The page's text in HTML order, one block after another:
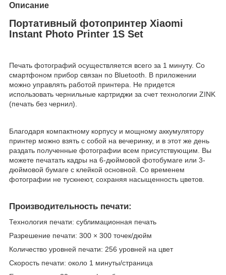
Описание
Портативный фотопринтер Xiaomi
Instant Photo Printer 1S Set
Печать фотографий осуществляется всего за 1 минуту. Со
смартфоном прибор связан по Bluetooth. В приложении
можно управлять работой принтера. Не придется
использовать чернильные картриджи за счет технологии ZINK
(печать без чернил).
Благодаря компактному корпусу и мощному аккумулятору
принтер можно взять с собой на вечеринку, и в этот же день
раздать полученные фотографии всем присутствующим. Вы
можете печатать кадры на 6-дюймовой фотобумаге или 3-
дюймовой бумаге с клейкой основной. Со временем
фотографии не тускнеют, сохраняя насыщенность цветов.
Производительность печати:
Технология печати: сублимационная печать
Разрешение печати: 300 × 300 точек/дюйм
Количество уровней печати: 256 уровней на цвет
Скорость печати: около 1 минуты/страница